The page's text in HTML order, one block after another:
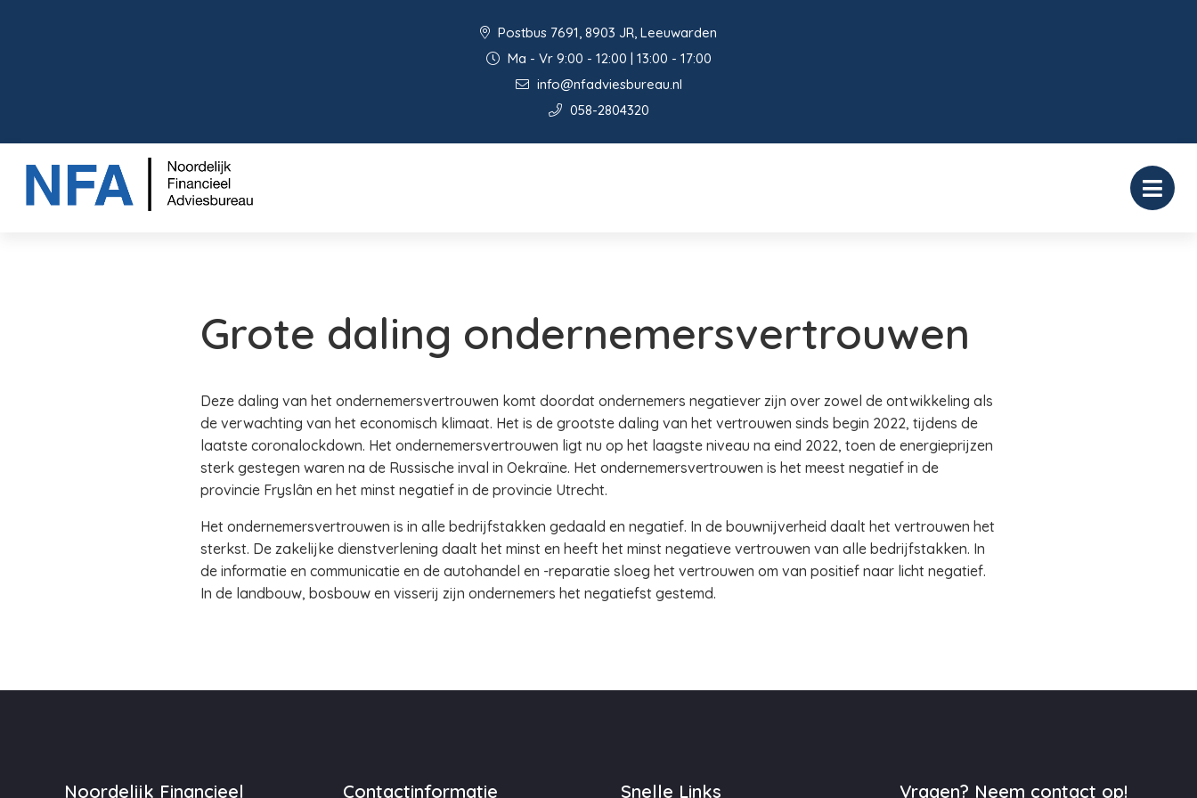
Postbus 7691, 8903 JR, Leeuwarden
Ma - Vr 9:00 - 12:00 | 13:00 - 17:00
info@nfadviesbureau.nl
058-2804320
Grote daling ondernemersvertrouwen
Deze daling van het ondernemersvertrouwen komt doordat ondernemers negatiever zijn over zowel de ontwikkeling als
de verwachting van het economisch klimaat. Het is de grootste daling van het vertrouwen sinds begin 2022, tijdens de
laatste coronalockdown. Het ondernemersvertrouwen ligt nu op het laagste niveau na eind 2022, toen de energieprijzen
sterk gestegen waren na de Russische inval in Oekraïne. Het ondernemersvertrouwen is het meest negatief in de
provincie Fryslân en het minst negatief in de provincie Utrecht.
Het ondernemersvertrouwen is in alle bedrijfstakken gedaald en negatief. In de bouwnijverheid daalt het vertrouwen het
sterkst. De zakelijke dienstverlening daalt het minst en heeft het minst negatieve vertrouwen van alle bedrijfstakken. In
de informatie en communicatie en de autohandel en -reparatie sloeg het vertrouwen om van positief naar licht negatief.
In de landbouw, bosbouw en visserij zijn ondernemers het negatiefst gestemd.
Noordelijk Financieel Contactinformatie Snelle Links Vragen? Neem contact op!